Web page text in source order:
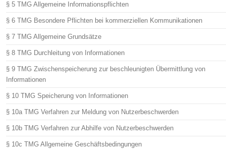
§ 5 TMG Allgemeine Informationspflichten
§ 6 TMG Besondere Pflichten bei kommerziellen Kommunikationen
§ 7 TMG Allgemeine Grundsätze
§ 8 TMG Durchleitung von Informationen
§ 9 TMG Zwischenspeicherung zur beschleunigten Übermittlung von
Informationen
§ 10 TMG Speicherung von Informationen
§ 10a TMG Verfahren zur Meldung von Nutzerbeschwerden
§ 10b TMG Verfahren zur Abhilfe von Nutzerbeschwerden
§ 10c TMG Allgemeine Geschäftsbedingungen